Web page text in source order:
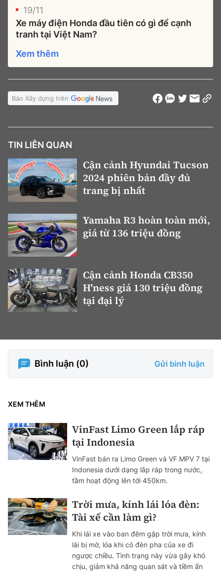
19/11
Xe máy điện Honda đầu tiên có gì để cạnh
tranh tại Việt Nam?
Xem thêm
Báo Xây dựng trên
TIN LIÊN QUAN
Cận cảnh Hyundai Tucson
2024 phiên bản đầy đủ
trang bị nhất
Yamaha R3 hoàn toàn mới,
giá từ 136 triệu đồng
Cận cảnh Honda CB350
H'ness giá 130 triệu đồng
tại đại lý
Bình luận (0) Gửi bình luận
XEM THÊM
VinFast Limo Green lắp ráp
tại Indonesia
VinFast bán ra Limo Green và VF MPV 7 tại
Indonesia dưới dạng lắp ráp trong nước,
tầm hoạt động lên tới 450km.
Trời mưa, kính lái lóa đèn:
Tài xế cần làm gì?
Khi lái xe vào ban đêm gặp trời mưa, kính
lái bị mờ, lóa khi có đèn pha của xe đi
ngược chiều. Tình trạng này vừa gây khó
chịu, giảm khả năng quan sát và tiềm ẩn